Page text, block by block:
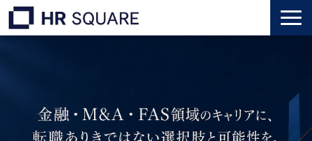
人材業界転職